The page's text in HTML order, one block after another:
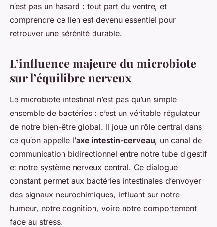
n’est pas un hasard : tout part du ventre, et
comprendre ce lien est devenu essentiel pour
retrouver une sérénité durable.
L’influence majeure du microbiote
sur l’équilibre nerveux
Le microbiote intestinal n’est pas qu’un simple
ensemble de bactéries : c’est un véritable régulateur
de notre bien-être global. Il joue un rôle central dans
ce qu’on appelle l’axe intestin-cerveau, un canal de
communication bidirectionnel entre notre tube digestif
et notre système nerveux central. Ce dialogue
constant permet aux bactéries intestinales d’envoyer
des signaux neurochimiques, influant sur notre
humeur, notre cognition, voire notre comportement
face au stress.